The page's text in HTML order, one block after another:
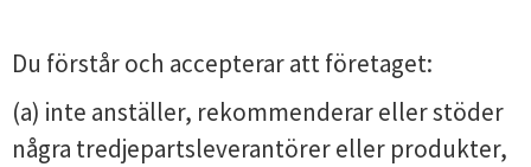
Du förstår och accepterar att företaget:
(a) inte anställer, rekommenderar eller stöder
några tredjepartsleverantörer eller produkter,